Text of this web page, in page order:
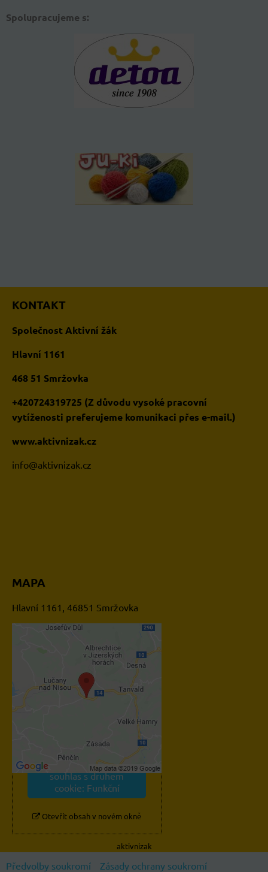
Spolupracujeme s:
KONTAKT
Společnost Aktivní žák
Hlavní 1161
468 51 Smržovka
+420724319725 (Z důvodu vysoké pracovní
vytíženosti preferujeme komunikaci přes e-mail.)
www.aktivnizak.cz
info@aktivnizak.cz
MAPA
Hlavní 1161, 46851 Smržovka
Externí obsah je blokován
Volbami soukromí
Přejete si načíst externí
Povolit a zapamatovat -
souhlas s druhem
cookie: Funkční
Otevřít obsah v novém okně
aktivnizak
Předvolby soukromí Zásady ochrany soukromí